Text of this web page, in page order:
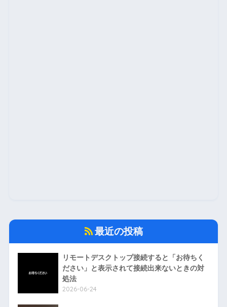
最近の投稿
リモートデスクトップ接続すると「お待ちく
ださい」と表示されて接続出来ないときの対
処法
2026-06-24